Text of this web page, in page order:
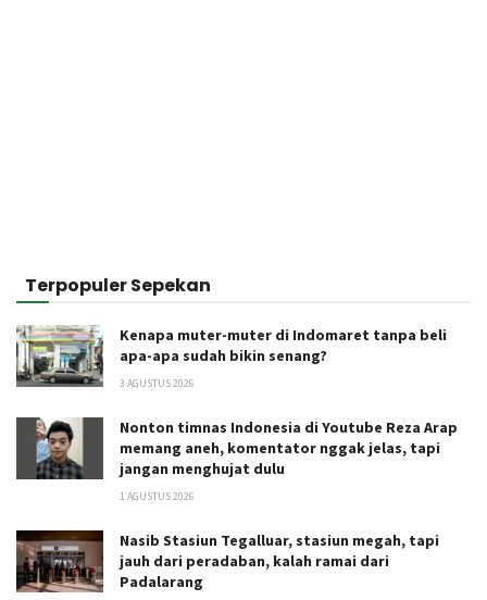
Terpopuler Sepekan
Kenapa muter-muter di Indomaret tanpa beli
apa-apa sudah bikin senang?
3 AGUSTUS 2026
Nonton timnas Indonesia di Youtube Reza Arap
memang aneh, komentator nggak jelas, tapi
jangan menghujat dulu
1 AGUSTUS 2026
Nasib Stasiun Tegalluar, stasiun megah, tapi
jauh dari peradaban, kalah ramai dari
Padalarang